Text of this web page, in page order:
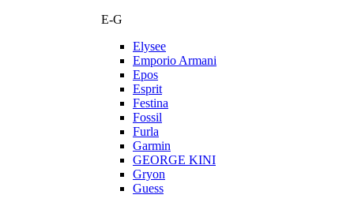
E-G
Elysee
Emporio Armani
Epos
Esprit
Festina
Fossil
Furla
Garmin
GEORGE KINI
Gryon
Guess